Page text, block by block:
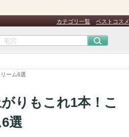
ーム6選
カテゴリ一覧 ベストコスメ
りもこれ1本！こ
選